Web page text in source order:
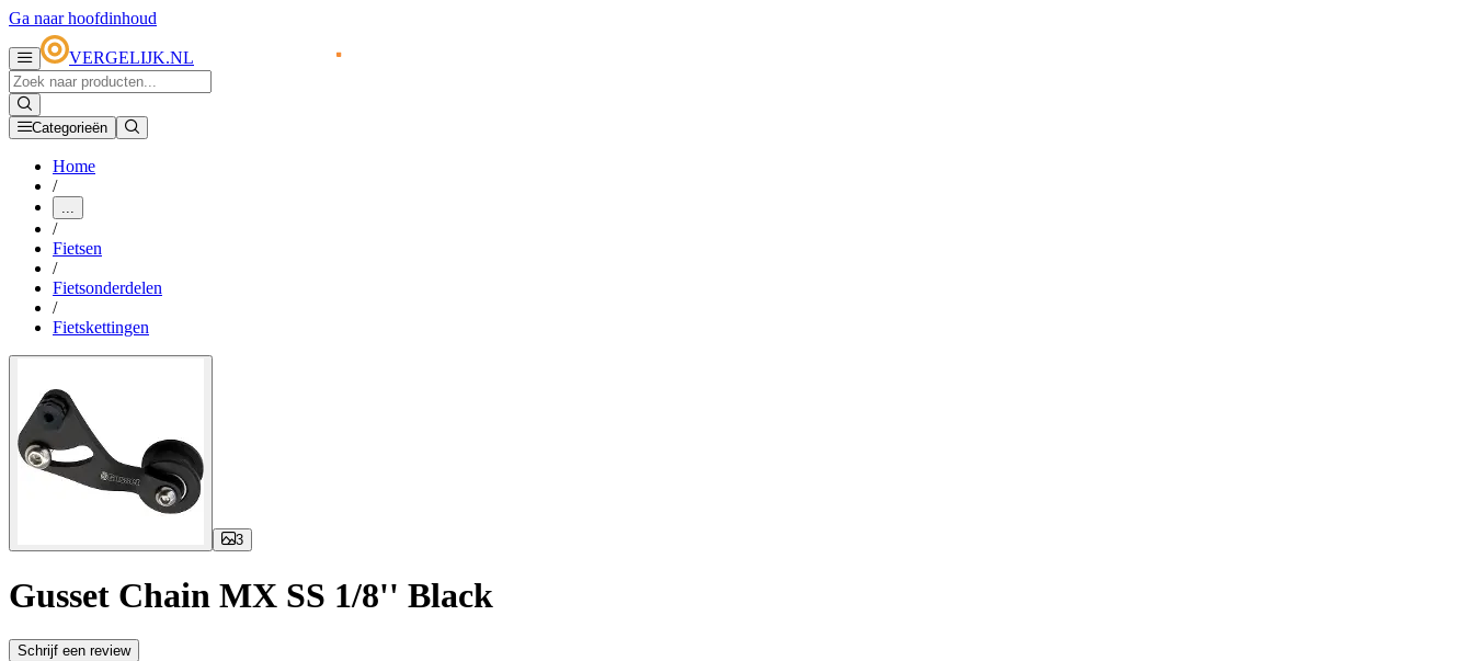
Ga naar hoofdinhoud
VERGELIJK.NL
Categorieën
Home
/
...
/
Fietsen
/
Fietsonderdelen
/
Fietskettingen
3
Gusset Chain MX SS 1/8'' Black
Schrijf een review